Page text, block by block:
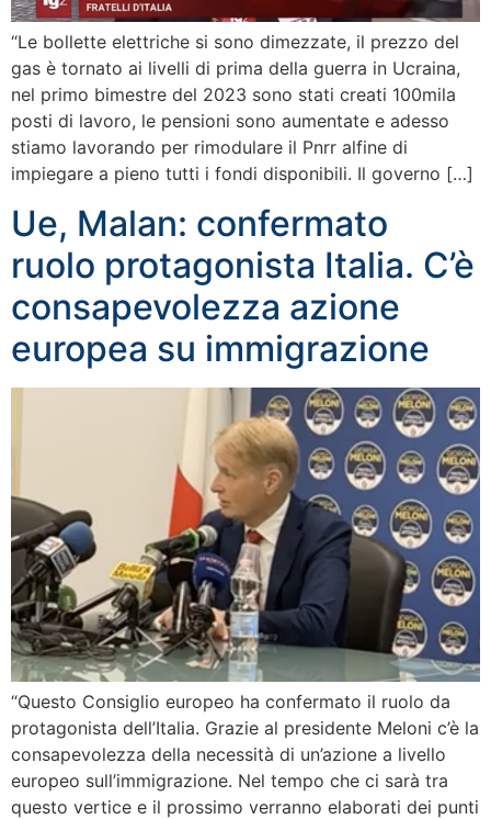
“Le bollette elettriche si sono dimezzate, il prezzo del
gas è tornato ai livelli di prima della guerra in Ucraina,
nel primo bimestre del 2023 sono stati creati 100mila
posti di lavoro, le pensioni sono aumentate e adesso
stiamo lavorando per rimodulare il Pnrr alfine di
impiegare a pieno tutti i fondi disponibili. Il governo […]
Ue, Malan: confermato
ruolo protagonista Italia. C’è
consapevolezza azione
europea su immigrazione
“Questo Consiglio europeo ha confermato il ruolo da
protagonista dell’Italia. Grazie al presidente Meloni c’è la
consapevolezza della necessità di un’azione a livello
europeo sull’immigrazione. Nel tempo che ci sarà tra
questo vertice e il prossimo verranno elaborati dei punti